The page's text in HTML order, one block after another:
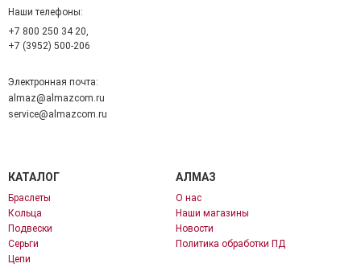
Наши телефоны:
+7 800 250 34 20,
+7 (3952) 500-206
Электронная почта:
almaz@almazcom.ru
service@almazcom.ru
КАТАЛОГ
Браслеты
Кольца
Подвески
Серьги
Цепи
АЛМАЗ
О нас
Наши магазины
Новости
Политика обработки ПД